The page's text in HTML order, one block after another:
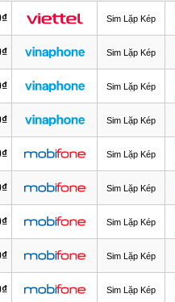
Sim Lặp Kép
Sim Lặp Kép
Sim Lặp Kép
Sim Lặp Kép
Sim Lặp Kép
Sim Lặp Kép
Sim Lặp Kép
Sim Lặp Kép
Sim Lặp Kép